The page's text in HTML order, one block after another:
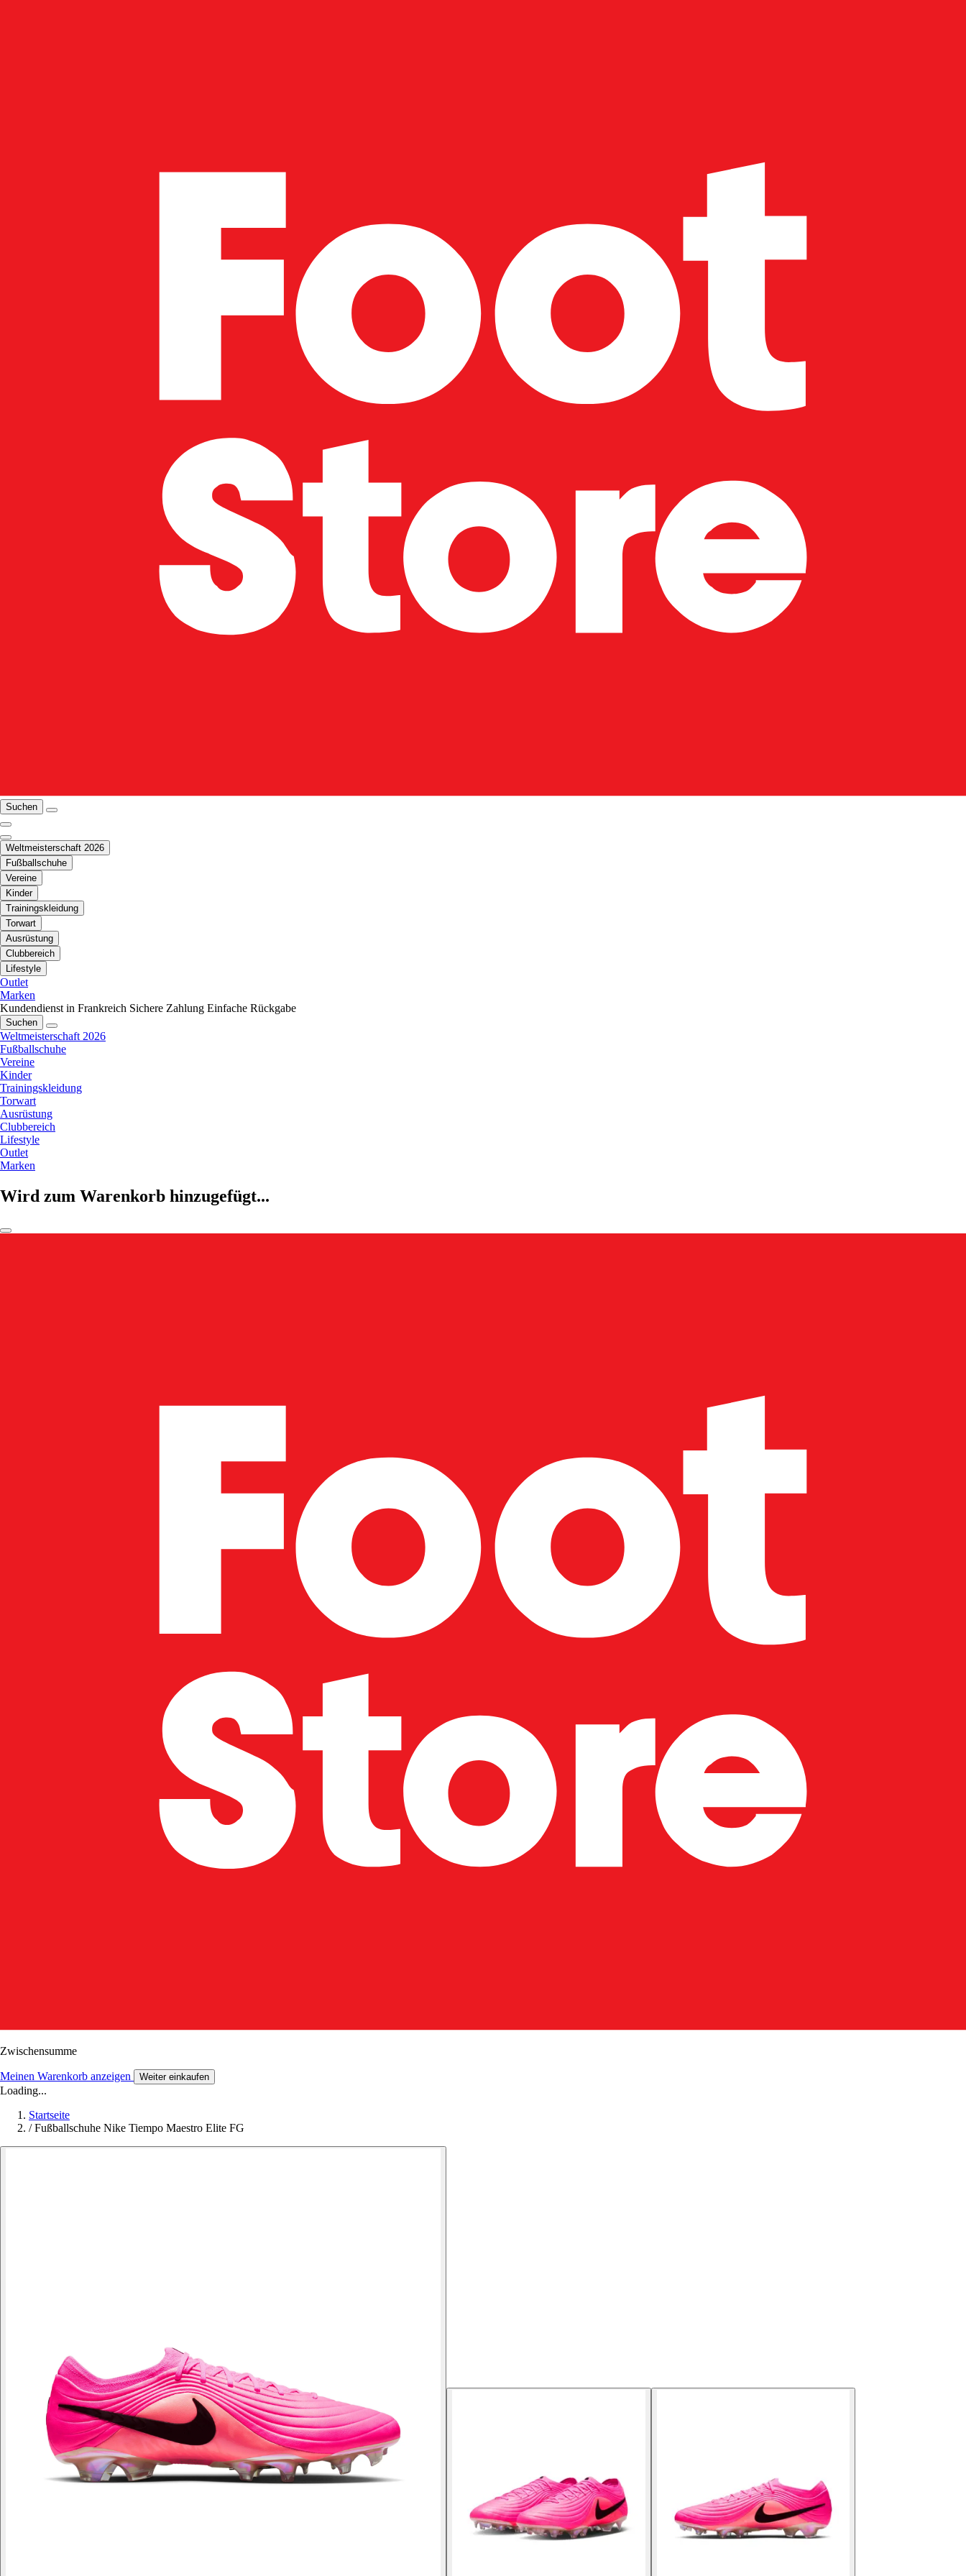
Suchen
Weltmeisterschaft 2026
Fußballschuhe
Vereine
Kinder
Trainingskleidung
Torwart
Ausrüstung
Clubbereich
Lifestyle
Outlet
Marken
Kundendienst in Frankreich Sichere Zahlung Einfache Rückgabe
Suchen
Weltmeisterschaft 2026
Fußballschuhe
Vereine
Kinder
Trainingskleidung
Torwart
Ausrüstung
Clubbereich
Lifestyle
Outlet
Marken
Wird zum Warenkorb hinzugefügt...
Zwischensumme
Meinen Warenkorb anzeigen Weiter einkaufen
Loading...
Startseite
/ Fußballschuhe Nike Tiempo Maestro Elite FG